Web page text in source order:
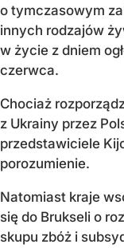
o tymczasowym
innych rodzajów
w życie z dniem
czerwca.
Chociaż
z Ukrainy przez
przedstawiciele
porozumienie.
Natomiast kraje
się do Brukseli o
skupu zbóż i